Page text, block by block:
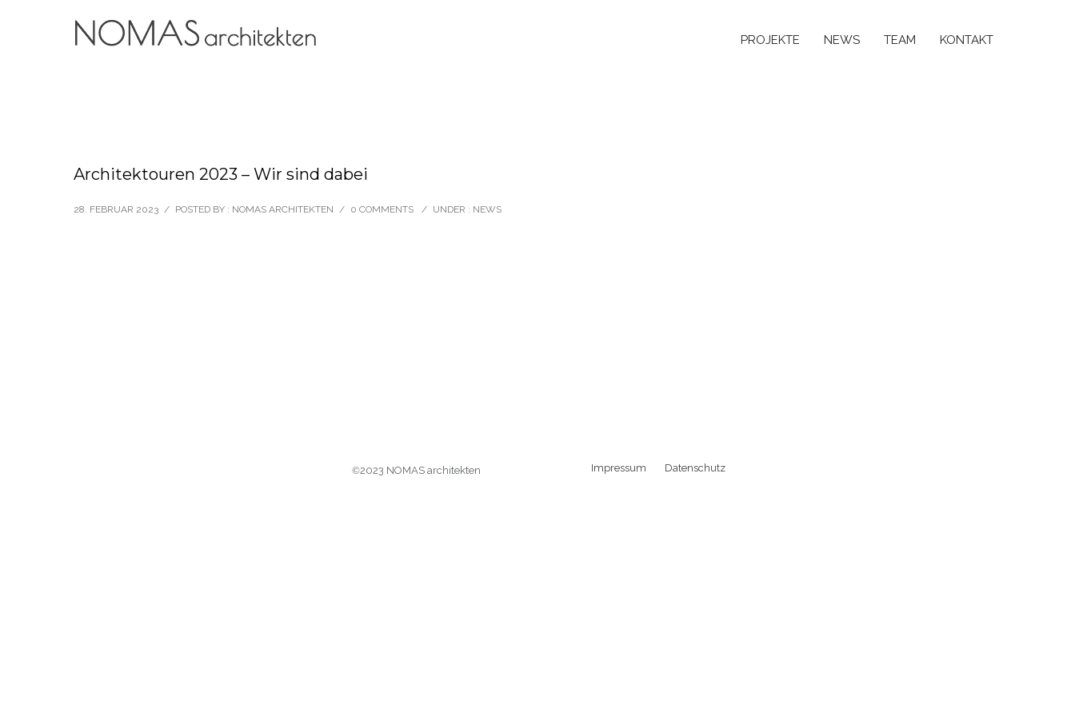
PROJEKTE NEWS TEAM KONTAKT
Architektouren 2023 – Wir sind dabei
28. FEBRUAR 2023 / POSTED BY : NOMAS ARCHITEKTEN / 0 COMMENTS / UNDER : NEWS
©2023 NOMAS architekten Impressum Datenschutz